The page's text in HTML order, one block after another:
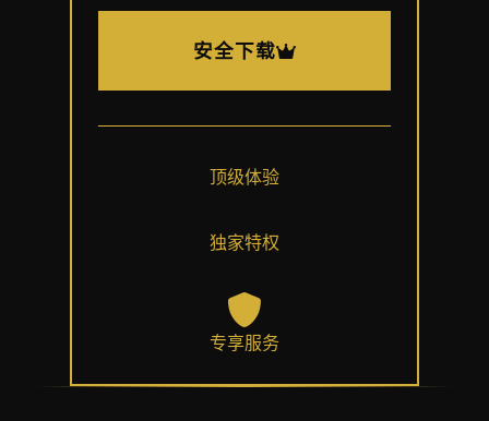
安全下载
顶级体验
独家特权
专享服务